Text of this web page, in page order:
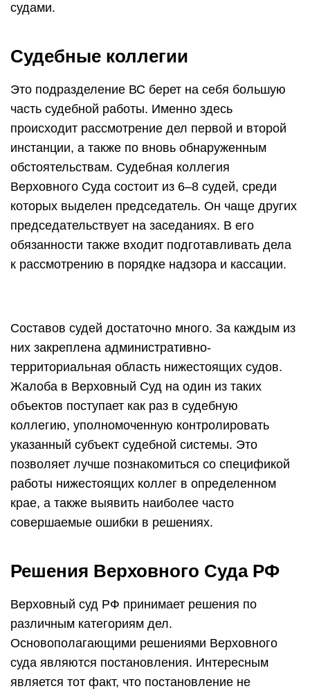
судами.
Судебные коллегии
Это подразделение ВС берет на себя большую
часть судебной работы. Именно здесь
происходит рассмотрение дел первой и второй
инстанции, а также по вновь обнаруженным
обстоятельствам. Судебная коллегия
Верховного Суда состоит из 6–8 судей, среди
которых выделен председатель. Он чаще других
председательствует на заседаниях. В его
обязанности также входит подготавливать дела
к рассмотрению в порядке надзора и кассации.
Составов судей достаточно много. За каждым из
них закреплена административно-
территориальная область нижестоящих судов.
Жалоба в Верховный Суд на один из таких
объектов поступает как раз в судебную
коллегию, уполномоченную контролировать
указанный субъект судебной системы. Это
позволяет лучше познакомиться со спецификой
работы нижестоящих коллег в определенном
крае, а также выявить наиболее часто
совершаемые ошибки в решениях.
Решения Верховного Суда РФ
Верховный суд РФ принимает решения по
различным категориям дел.
Основополагающими решениями Верховного
суда являются постановления. Интересным
является тот факт, что постановление не